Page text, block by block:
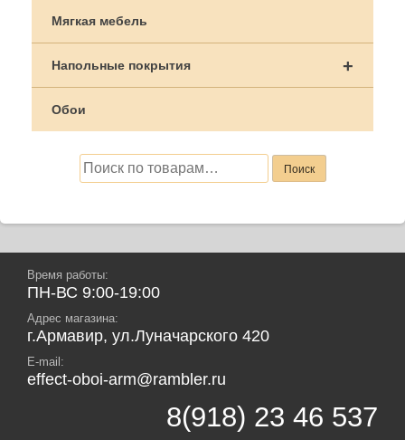
Мягкая мебель
+
Напольные покрытия
Обои
Искать: Поиск
Время работы:
ПН-ВС 9:00-19:00
Адрес магазина:
г.Армавир, ул.Луначарского 420
E-mail:
effect-oboi-arm@rambler.ru
8(918) 23 46 537